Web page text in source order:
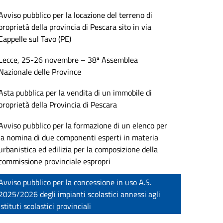
pubblico per la locazione del terreno di
della provincia di Pescara sito in via
sul Tavo (PE)
25-26 novembre – 38ª Assemblea
delle Province
pubblica per la vendita di un immobile di
della Provincia di Pescara
pubblico per la formazione di un elenco per
nomina di due componenti esperti in materia
ed edilizia per la composizione della
provinciale espropri
pubblico per la concessione in uso A.S.
2026 degli impianti scolastici annessi agli
scolastici provinciali